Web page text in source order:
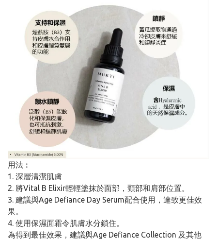
用法︰
1. 深層清潔肌膚
2. 將Vital B Elixir輕輕塗抹於面部，頸部和肩部位置。
3. 建議與Age Defiance Day Serum配合使用，達致更佳效
果。
4. 使用保濕面霜令肌膚水分鎖住。
為得到最佳效果，建議與Age Defiance Collection 及其他